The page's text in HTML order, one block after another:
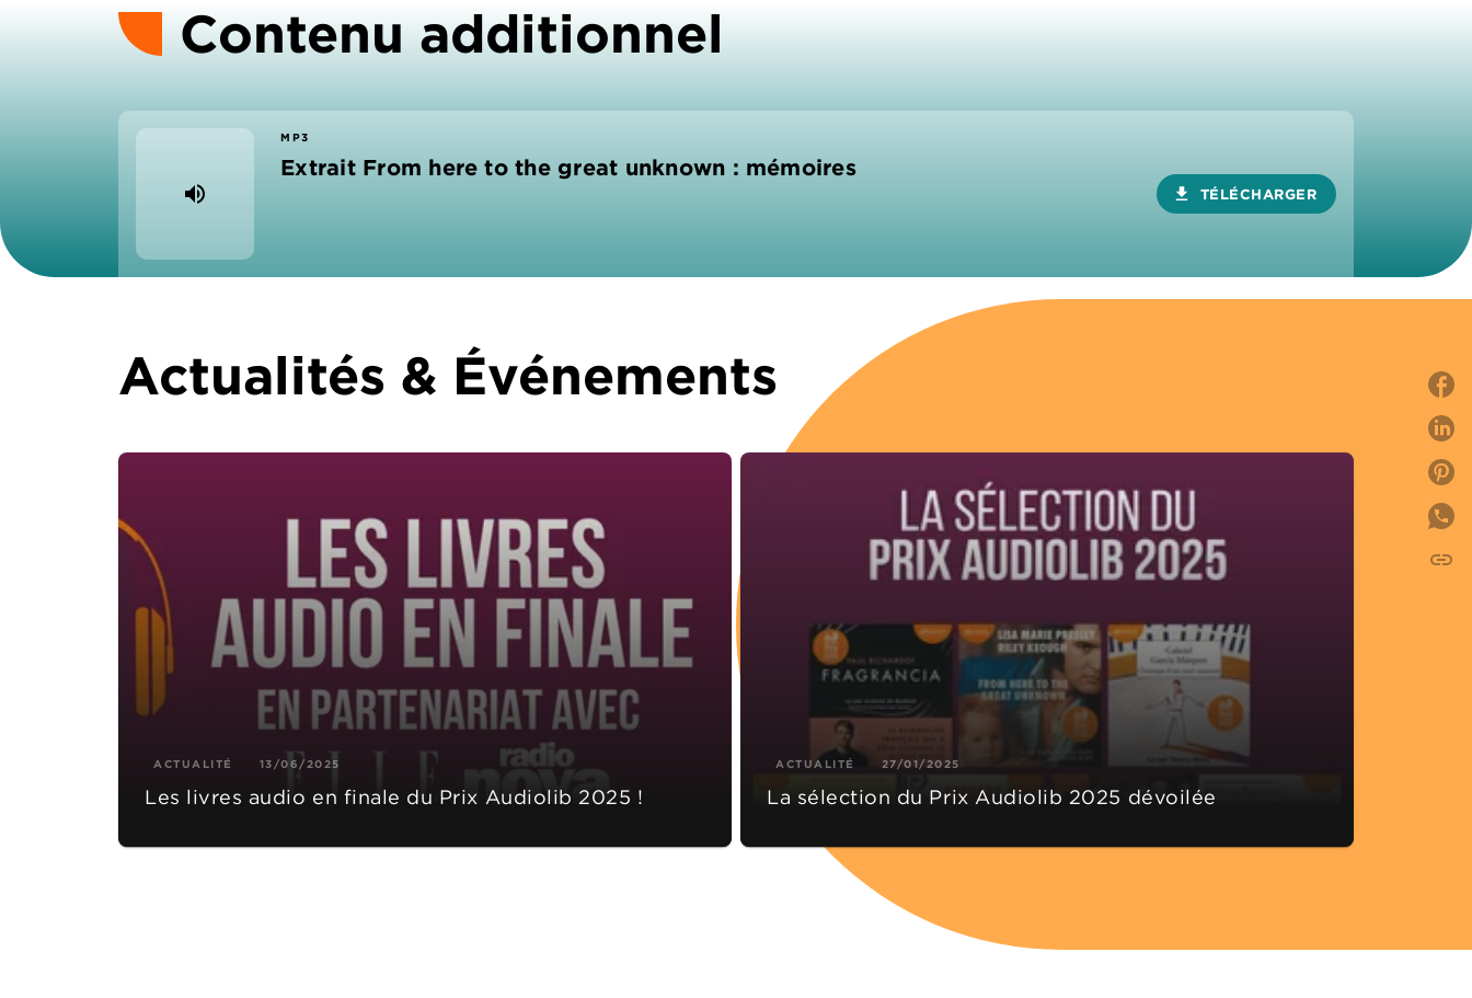
Contenu additionnel
volume_up
MP3
Extrait From here to the great unknown : mémoires
download TÉLÉCHARGER
Actualités & Événements
ACTUALITÉ 13/06/2025
Les livres audio en finale du Prix Audiolib 2025 !
ACTUALITÉ 27/01/2025
La sélection du Prix Audiolib 2025 dévoilée
link